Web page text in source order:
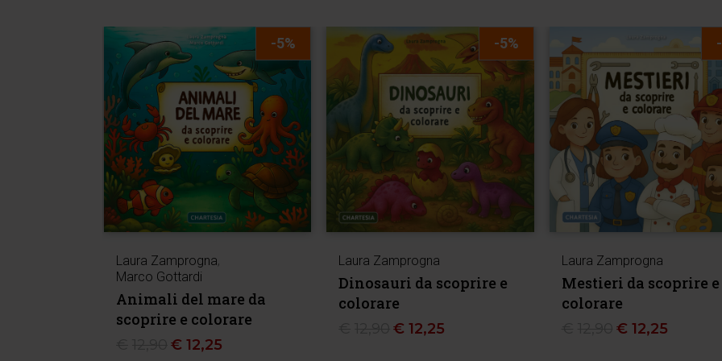
-5%
Laura Zamprogna,
Marco Gottardi
Animali del mare da
scoprire e colorare
€ 12,25
-5%
Laura Zamprogna
Dinosauri da scoprire e
colorare
€ 12,25
Laura Zamprogna
Mestieri da scoprire e
colorare
€ 12,25